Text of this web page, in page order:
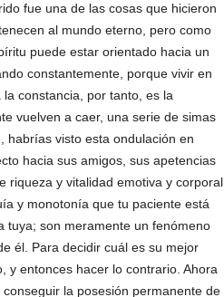
fue una de las cosas que hicieron
al mundo eterno, pero como
puede estar orientado hacia un
constantemente, porque vivir en
constancia, por tanto, es la
vuelven a caer, una serie de simas
habrías visto esta ondulación en
hacia sus amigos, sus apetencias
riqueza y vitalidad emotiva y corporal
y monotonía que tu paciente está
tuya; son meramente un fenómeno
él. Para decidir cuál es su mejor
y entonces hacer lo contrario. Ahora
la posesión permanente de